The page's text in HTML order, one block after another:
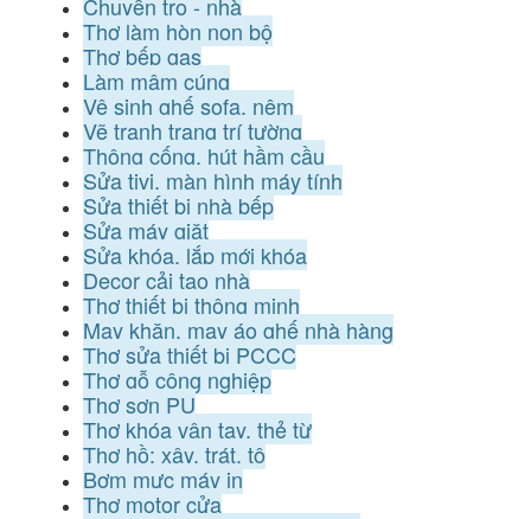
Thợ làm hòn non bộ
Thợ bếp gas
Làm mâm cúng
Vệ sinh ghế sofa, nệm
Vẽ tranh trang trí tường
Thông cống, hút hầm cầu
Sửa tivi, màn hình máy tính
Sửa thiết bị nhà bếp
Sửa máy giặt
Sửa khóa, lắp mới khóa
Decor cải tạo nhà
Thợ thiết bị thông minh
May khăn, may áo ghế nhà hàng
Thợ sửa thiết bị PCCC
Thợ gỗ công nghiệp
Thợ sơn PU
Thợ khóa vân tay, thẻ từ
Thợ hồ: xây, trát, tô
Bơm mực máy in
Thợ motor cửa